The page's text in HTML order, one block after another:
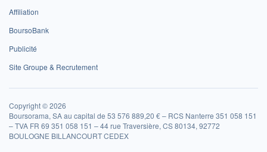
Affiliation
BoursoBank
Publicité
Site Groupe & Recrutement
Copyright © 2026
Boursorama, SA au capital de 53 576 889,20 € – RCS Nanterre 351 058 151
– TVA FR 69 351 058 151 – 44 rue Traversière, CS 80134, 92772
BOULOGNE BILLANCOURT CEDEX